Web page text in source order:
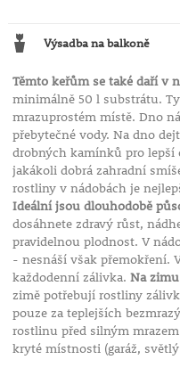
Výsadba na balkoně
Těmto keřům se také daří v
minimálně 50 l substrátu.
mrazuprostém místě. Dno
přebytečné vody. Na dno
drobných kamínků pro lepší
jakákoli dobrá zahradní
rostliny v nádobách je
Ideální jsou dlouhodobě
dosáhnete zdravý růst,
pravidelnou plodnost. V
- nesnáší však přemokření.
každodenní zálivka. Na
zimě potřebují rostliny
pouze za teplejších
rostlinu před silným
kryté místnosti (garáž,